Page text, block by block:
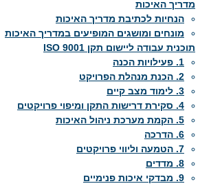
מדריך האיכות
הנחיות לכתיבת מדריך האיכות
מונחים ומושגים המופיעים במדריך האיכות
תוכנית עבודה ליישום תקן ISO 9001
1. פעילויות הכנה
2. הכנת מנהלת הפרויקט
3. לימוד מצב קיים
4. סקירת דרישות התקן ומיפוי פרויקטים
5. הקמת מערכת ניהול האיכות
6. הדרכה
7. הטמעה וליווי פרויקטים
8. מדדים
9. מבדקי איכות פנימיים